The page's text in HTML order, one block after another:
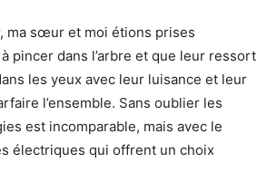
ma sœur et moi étions prises
pincer dans l’arbre et que leur ressort
les yeux avec leur luisance et leur
l’ensemble. Sans oublier les
est incomparable, mais avec le
électriques qui offrent un choix